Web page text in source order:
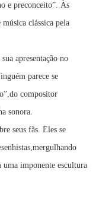
e preconceito”. Às
música clássica pela
apresentação no
parece se
compositor
sonora.
seus fãs. Eles se
uma imponente escultura